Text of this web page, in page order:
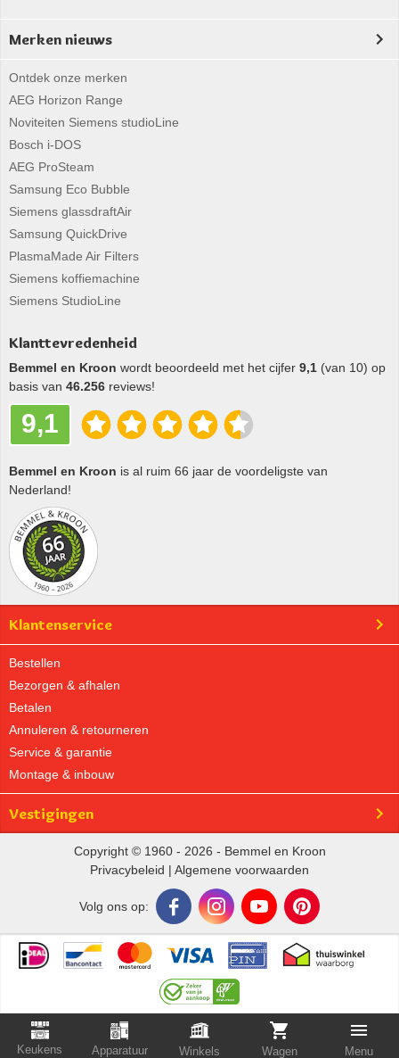
Keukens Apparatuur Winkels Wagen Menu
Merken nieuws
Ontdek onze merken
AEG Horizon Range
Noviteiten Siemens studioLine
Bosch i-DOS
AEG ProSteam
Samsung Eco Bubble
Siemens glassdraftAir
Samsung QuickDrive
PlasmaMade Air Filters
Siemens koffiemachine
Siemens StudioLine
Klanttevredenheid
Bemmel en Kroon wordt beoordeeld met het cijfer 9,1 (van 10) op
basis van 46.256 reviews!
9,1
Bemmel en Kroon is al ruim 66 jaar de voordeligste van
Nederland!
Klantenservice
Bestellen
Bezorgen & afhalen
Betalen
Annuleren & retourneren
Service & garantie
Montage & inbouw
Vestigingen
Copyright © 1960 - 2026 - Bemmel en Kroon
Privacybeleid | Algemene voorwaarden
Volg ons op: